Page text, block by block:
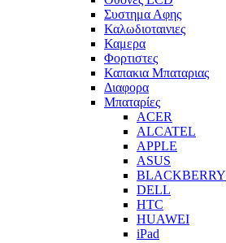
Συστημα Αφης
Καλωδιοταινιες
Καμερα
Φορτιστες
Καπακια Μπαταριας
Διαφορα
Μπαταρίες
ACER
ALCATEL
APPLE
ASUS
BLACKBERRY
DELL
HTC
HUAWEI
iPad